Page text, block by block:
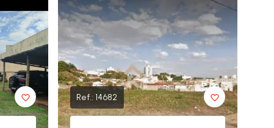
Ref.: 14682